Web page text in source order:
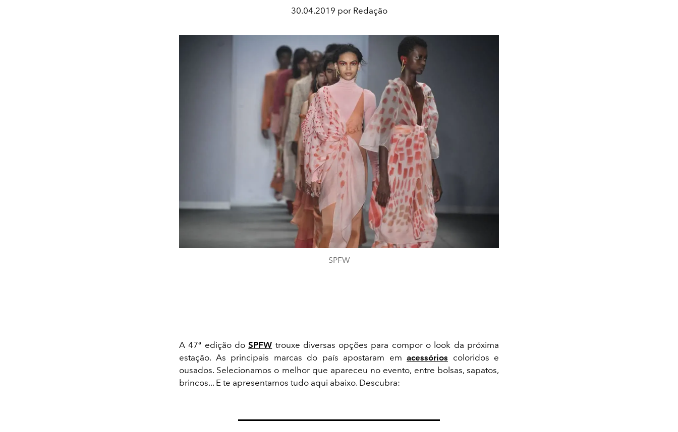
30.04.2019 por Redação
SPFW
A 47ª edição doSPFW trouxe diversas opções para compor o look da próxima
estação. As principais marcas do país apostaram em acessórios coloridos e
ousados. Selecionamos o melhor que apareceu no evento, entre bolsas, sapatos,
brincos... E te apresentamos tudo aqui abaixo. Descubra: